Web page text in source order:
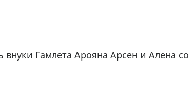
Гамлета Арояна Арсен и Алена со